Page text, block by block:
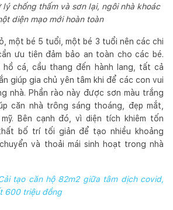
chống thấm và sơn lại, ngôi nhà khoác
diện mạo mới hoàn toàn
một bé 5 tuổi, một bé 3 tuổi nên các chi
ưu tiên đảm bảo an toàn cho các bé.
hồ cá, cầu thang đến hành lang, tất cả
giúp gia chủ yên tâm khi để các con vui
nhà. Phần rào này được sơn màu trắng
căn nhà trông sáng thoáng, đẹp mắt,
Bên cạnh đó, vì diện tích khiêm tốn
bố trí tối giản để tạo nhiều khoảng
và thoải mái sinh hoạt trong nhà
tạo căn hộ 82m2 giữa tâm dịch covid,
600 triệu đồng